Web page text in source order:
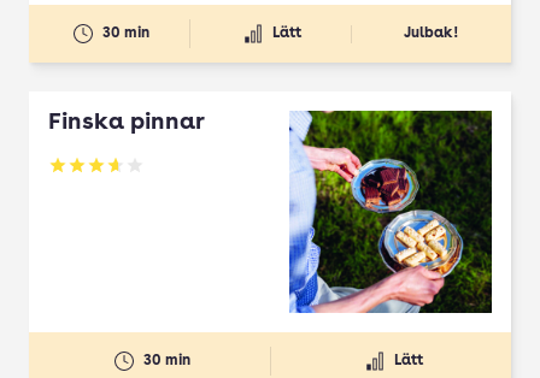
30 min Lätt Julbak!
Finska pinnar
Betyg: 3.67 av 5
30 min Lätt